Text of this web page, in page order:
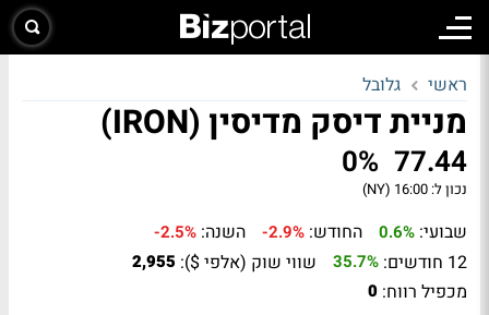
ראשי גלובל
מניית דיסק מדיסין (IRON)
77.44
0%
נכון ל: 16:00 (NY)
שבועי: 0.6% החודש: -2.9% השנה: -2.5%
12 חודשים: 35.7% שווי שוק (אלפי $): 2,955
מכפיל רווח: 0